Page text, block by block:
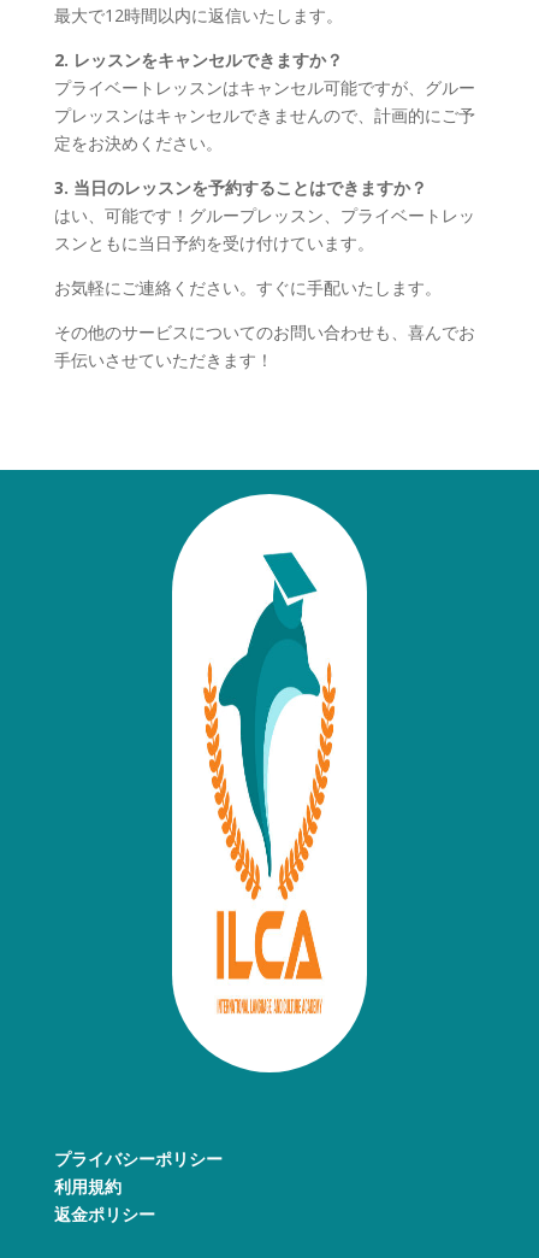
最大で12時間以内に返信いたします。
2. レッスンをキャンセルできますか？
プライベートレッスンはキャンセル可能ですが、グルー
プレッスンはキャンセルできませんので、計画的にご予
定をお決めください。
3. 当日のレッスンを予約することはできますか？
はい、可能です！グループレッスン、プライベートレッ
スンともに当日予約を受け付けています。
お気軽にご連絡ください。すぐに手配いたします。
その他のサービスについてのお問い合わせも、喜んでお
手伝いさせていただきます！
プライバシーポリシー
利用規約
返金ポリシー